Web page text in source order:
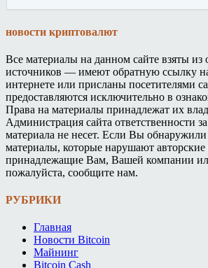
новости криптовалют
Все материалы на данном сайте взяты из
источников — имеют обратную ссылку
интернете или присланы посетителями
предоставляются исключительно в
Права на материалы принадлежат их
Администрация сайта ответственности
материала не несет. Если Вы
материалы, которые нарушают авторские
принадлежащие Вам, Вашей компании
пожалуйста, сообщите нам.
РУБРИКИ
Главная
Новости Bitcoin
Майнинг
Bitcoin Cash